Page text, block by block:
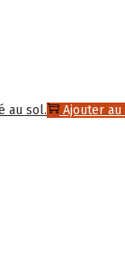
Ajouter